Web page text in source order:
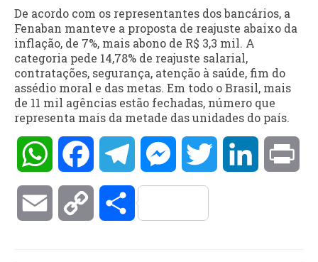
De acordo com os representantes dos bancários, a
Fenaban manteve a proposta de reajuste abaixo da
inflação, de 7%, mais abono de R$ 3,3 mil. A
categoria pede 14,78% de reajuste salarial,
contratações, segurança, atenção à saúde, fim do
assédio moral e das metas. Em todo o Brasil, mais
de 11 mil agências estão fechadas, número que
representa mais da metade das unidades do país.
WhatsAppFacebookTelegramMessengerTwitter LinkedIn
Email Copy Compartilhar